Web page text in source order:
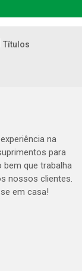
Títulos
na
para
bem que trabalha
nossos clientes.
em casa!